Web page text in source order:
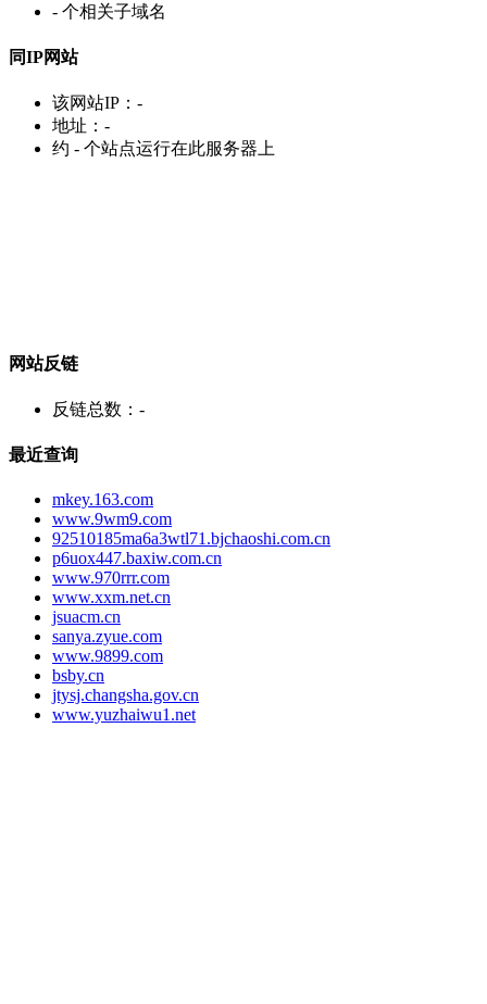
- 个相关子域名
同IP网站
该网站IP： -
地址： -
约 - 个站点运行在此服务器上
网站反链
反链总数： -
最近查询
mkey.163.com
www.9wm9.com
92510185ma6a3wtl71.bjchaoshi.com.cn
p6uox447.baxiw.com.cn
www.970rrr.com
www.xxm.net.cn
jsuacm.cn
sanya.zyue.com
www.9899.com
bsby.cn
jtysj.changsha.gov.cn
www.yuzhaiwu1.net